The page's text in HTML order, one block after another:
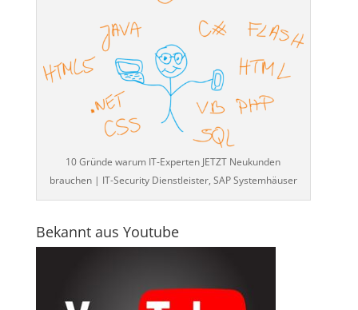
10 Gründe warum IT-Experten JETZT Neukunden
brauchen | IT-Security Dienstleister, SAP Systemhäuser
Bekannt aus Youtube